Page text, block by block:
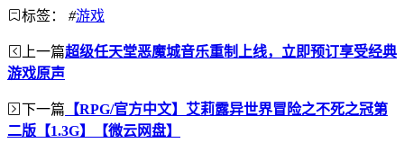
标签： #游戏
上一篇超级任天堂恶魔城音乐重制上线，立即预订享受经典
游戏原声
下一篇 【RPG/官方中文】艾莉露异世界冒险之不死之冠第
二版【1.3G】【微云网盘】